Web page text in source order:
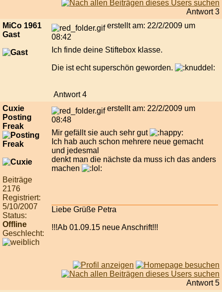
Antwort 3
MiCo 1961
Gast
erstellt am: 22/2/2009 um
08:42
Ich finde deine Stiftebox klasse.
Die ist echt superschön geworden.
Antwort 4
Cuxie
Posting
Freak
Beiträge
2176
Registriert:
5/10/2007
Status:
Offline
Geschlecht:
erstellt am: 22/2/2009 um
08:48
Mir gefällt sie auch sehr gut
Ich hab auch schon mehrere neue gemacht
und jedesmal
denkt man die nächste da muss ich das anders
machen
Liebe Grüße Petra
!!!Ab 01.09.15 neue Anschrift!!!
Antwort 5